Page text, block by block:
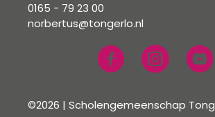
0165 - 79 23 00
norbertus@tongerlo.nl
©2026 | Scholengemeenschap